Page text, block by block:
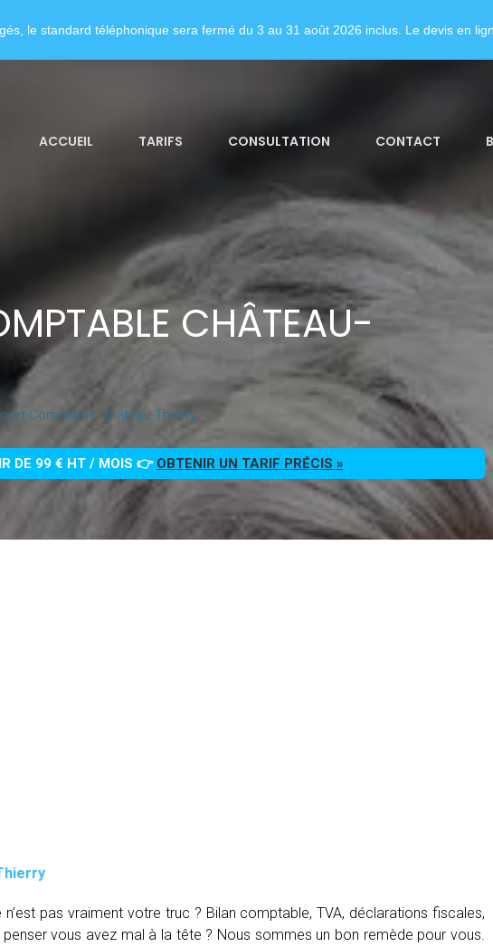
ACCUEIL TARIFS CONSULTATION CONTACT
CHÂTEAU-
Comptable Château-Thierry
DE 99 € HT / MOIS 👉 OBTENIR UN TARIF PRÉCIS »
pas vraiment votre truc ? Bilan comptable, TVA, déclarations fiscales,
penser vous avez mal à la tête ? Nous sommes un bon remède pour vous.
le standard téléphonique sera fermé du 3 au 31 août 2026 inclus. Le devis en